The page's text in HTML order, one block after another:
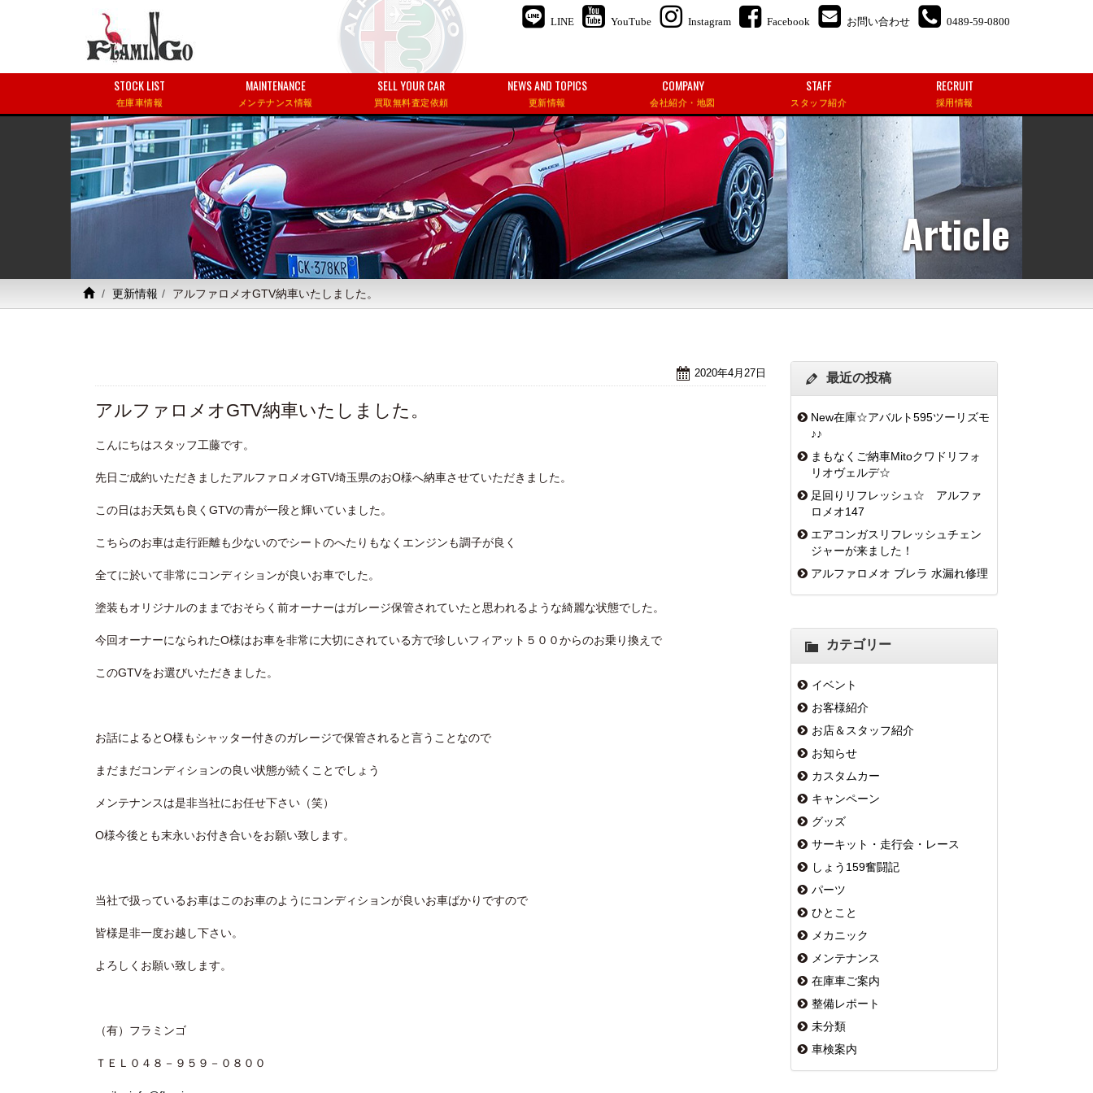
LINE YouTube Instagram Facebook お問い合わせ 0489-59-0800
STOCK LIST
在庫車情報
MAINTENANCE
メンテナンス情報
SELL YOUR CAR
買取無料査定依頼
NEWS AND TOPICS
更新情報
COMPANY
会社紹介・地図
STAFF
スタッフ紹介
RECRUIT
採用情報
Article
更新情報 アルファロメオGTV納車いたしました。
2020年4月27日
アルファロメオGTV納車いたしました。
こんにちはスタッフ工藤です。
先日ご成約いただきましたアルファロメオGTV埼玉県のおO様へ納車させていただきました。
この日はお天気も良くGTVの青が一段と輝いていました。
こちらのお車は走行距離も少ないのでシートのへたりもなくエンジンも調子が良く
全てに於いて非常にコンディションが良いお車でした。
塗装もオリジナルのままでおそらく前オーナーはガレージ保管されていたと思われるような綺麗な状態でした。
今回オーナーになられたO様はお車を非常に大切にされている方で珍しいフィアット５００からのお乗り換えで
このGTVをお選びいただきました。
お話によるとO様もシャッター付きのガレージで保管されると言うことなので
まだまだコンディションの良い状態が続くことでしょう
メンテナンスは是非当社にお任せ下さい（笑）
O様今後とも末永いお付き合いをお願い致します。
当社で扱っているお車はこのお車のようにコンディションが良いお車ばかりですので
皆様是非一度お越し下さい。
よろしくお願い致します。
（有）フラミンゴ
ＴＥＬ０４８－９５９－０８００
最近の投稿
New在庫☆アバルト595ツーリズモ
♪♪
まもなくご納車Mitoクワドリフォ
リオヴェルデ☆
足回りリフレッシュ☆ アルファ
ロメオ147
エアコンガスリフレッシュチェン
ジャーが来ました！
アルファロメオ ブレラ 水漏れ修理
カテゴリー
イベント
お客様紹介
お店＆スタッフ紹介
お知らせ
カスタムカー
キャンペーン
グッズ
サーキット・走行会・レース
しょう159奮闘記
パーツ
ひとこと
メカニック
メンテナンス
在庫車ご案内
整備レポート
未分類
車検案内